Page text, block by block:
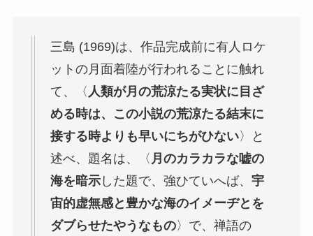
三島 (1969)は、作品完成前に有人ロケ
ットの月面着陸が行われることに触れ
て、〈 人類が月の荒涼たる実状に目ざ
める時は、この小説の荒涼たる結末に
接する時よりも早いにちがひない〉と
述べ、題名は、〈 月のカラカラな嘘の
海を暗示した題で、強ひていへば、 宇
宙的虚無感と豊かな海のイメーヂとを
ダブらせたやうなもの〉で、禅語の